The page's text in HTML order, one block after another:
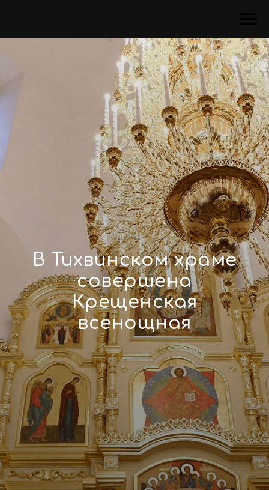
В Тихвинском храме
совершена
Крещенская
всенощная